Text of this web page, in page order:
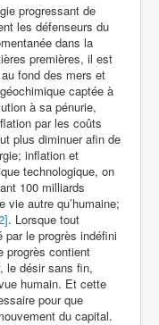
progressant de
les défenseurs du
dans la
premières, il est
fond des mers et
captée à
à sa pénurie,
par les coûts
plus diminuer afin de
inflation et
technologique, on
100 milliards
vie autre qu’humaine;
. Lorsque tout
par le progrès indéfini
progrès contient
le désir sans fin,
humain. Et cette
pour que
du capital.